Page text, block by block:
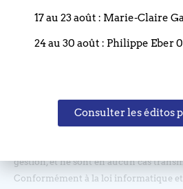
enregistrées dans un fichier
Réformée du Bouclier, et sont
gestion, et ne sont en aucun cas
Conformément à la loi informatique et
17 au 23 août : Marie-Claire
24 au 30 août : Philippe Eber
Consulter les éditos